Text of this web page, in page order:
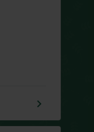
keyboard_arrow_right